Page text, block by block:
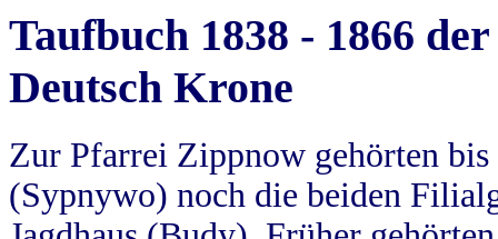
Taufbuch 1838 - 1866
Deutsch Krone
Zur Pfarrei Zippnow gehörten
(Sypnywo) noch die beiden